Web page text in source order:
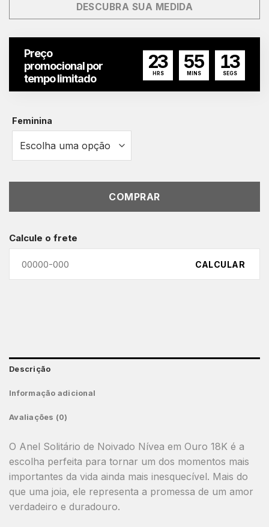
DESCUBRA SUA MEDIDA
Preço
promocional por
tempo limitado
23
HRS
55
MINS
12
SEGS
Feminina
COMPRAR
Calcule o frete
CALCULAR
Descrição
Informação adicional
Avaliações (0)
O Anel Solitário de Noivado Nívea em Ouro 18K é a
escolha perfeita para tornar um dos momentos mais
importantes da vida ainda mais inesquecível. Mais do
que uma joia, ele representa a promessa de um amor
verdadeiro e duradouro.